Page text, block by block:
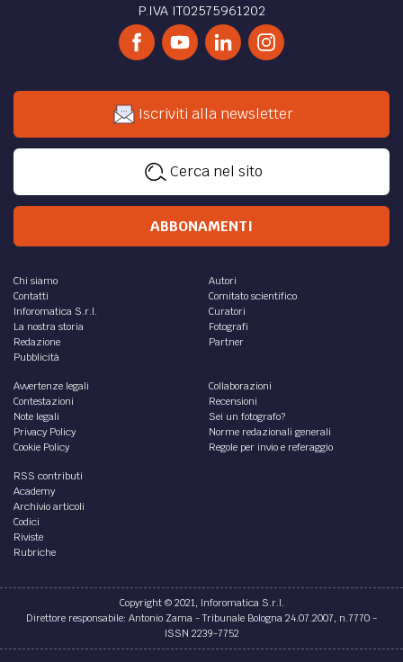
P.IVA IT02575961202
Iscriviti alla newsletter
Cerca nel sito
ABBONAMENTI
Chi siamo
Contatti
Inforomatica S.r.l.
La nostra storia
Redazione
Pubblicità
Autori
Comitato scientifico
Curatori
Fotografi
Partner
Avvertenze legali
Contestazioni
Note legali
Privacy Policy
Cookie Policy
Collaborazioni
Recensioni
Sei un fotografo?
Norme redazionali generali
Regole per invio e referaggio
RSS contributi
Academy
Archivio articoli
Codici
Riviste
Rubriche
Copyright © 2021, Inforomatica S.r.l.
Direttore responsabile: Antonio Zama - Tribunale Bologna 24.07.2007, n.7770 -
ISSN 2239-7752